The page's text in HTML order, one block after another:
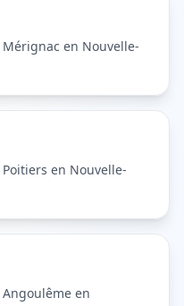
Mérignac en Nouvelle-
Poitiers en Nouvelle-
Angoulême en